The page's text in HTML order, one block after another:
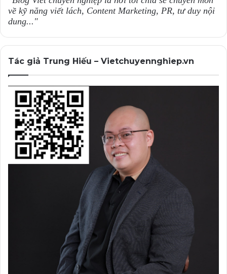
về kỹ năng viết lách, Content Marketing, PR, tư duy nội
dung..."
Tác giả Trung Hiếu – Vietchuyennghiep.vn